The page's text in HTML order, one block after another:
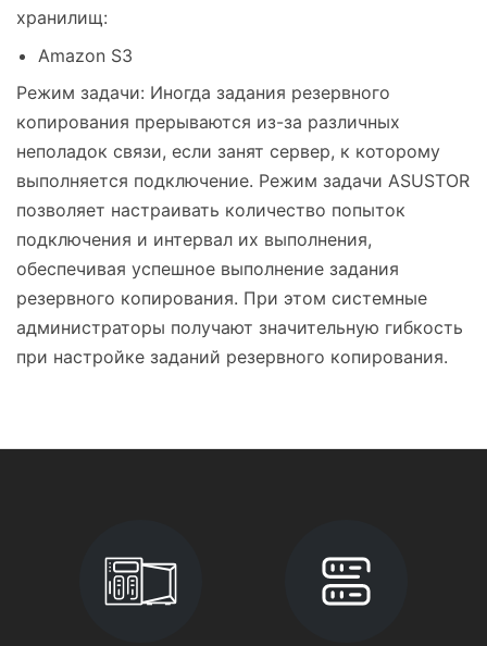
хранилищ:
Amazon S3
Режим задачи: Иногда задания резервного
копирования прерываются из-за различных
неполадок связи, если занят сервер, к которому
выполняется подключение. Режим задачи ASUSTOR
позволяет настраивать количество попыток
подключения и интервал их выполнения,
обеспечивая успешное выполнение задания
резервного копирования. При этом системные
администраторы получают значительную гибкость
при настройке заданий резервного копирования.